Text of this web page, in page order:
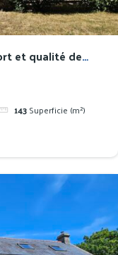
et qualité de
143Superficie (m²)